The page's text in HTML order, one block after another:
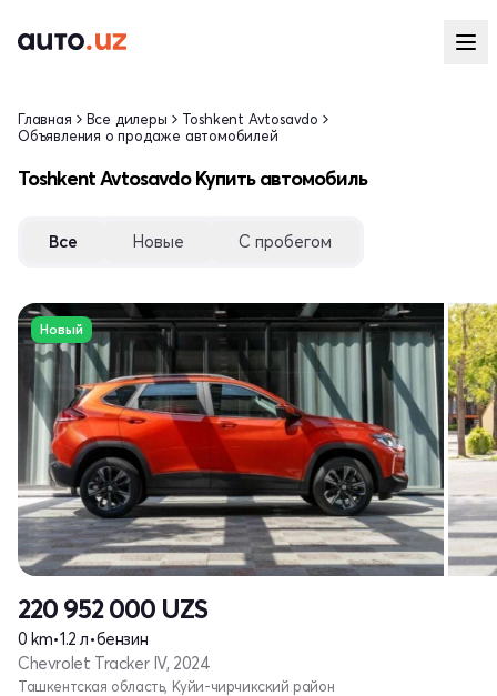
Главная Все дилеры
Toshkent Avtosavdo
Объявления о продаже автомобилей
Toshkent Avtosavdo Купить автомобиль
Все Новые С пробегом
Новый
220 952 000 UZS
0 km•1.2 л•бензин
Chevrolet Tracker IV, 2024
Ташкентская область, Куйи-чирчикский район